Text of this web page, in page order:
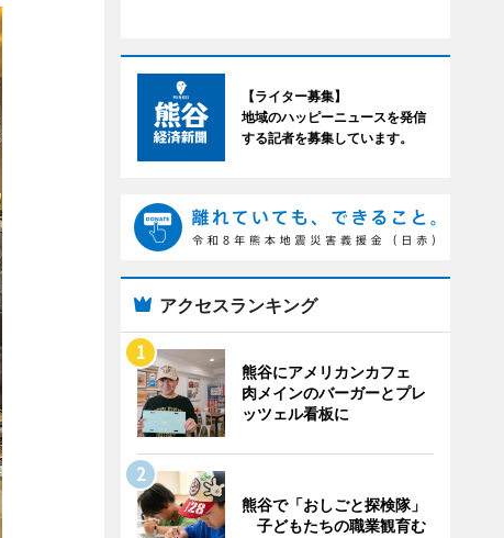
【ライター募集】
地域のハッピーニュースを発信
する記者を募集しています。
アクセスランキング
熊谷にアメリカンカフェ
肉メインのバーガーとプレ
ッツェル看板に
熊谷で「おしごと探検隊」
子どもたちの職業観育む